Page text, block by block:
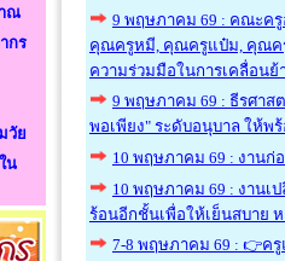
ณ
กร
วัย
น
9 พฤษภาคม 69 : คณะค
คุณ​ครู​หมี, คุณ​ครูแป๋ม, คุณ​ค
ความร่วมมือในการเคลื่อนย้
9 พฤษภาคม 69 : ธีรศา
พอเพียง" ระดับอนุบาล ให้พ
10 พฤษภาคม 69 : งานก่
10 พฤษภาคม 69 : งาน
ร้อนอีกชั้นเพื่อให้เย็นสบาย
7-8 พฤษภาคม 69 : 👉ครู